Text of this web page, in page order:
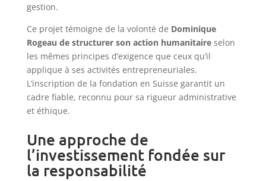
gestion.
Ce projet témoigne de la volonté de Dominique
Rogeau de structurer son action humanitaireselon
les mêmes principes d’exigence que ceux qu’il
applique à ses activités entrepreneuriales.
L’inscription de la fondation en Suisse garantit un
cadre fiable, reconnu pour sa rigueur administrative
et éthique.
Une approche de
l’investissement fondée sur
la responsabilité